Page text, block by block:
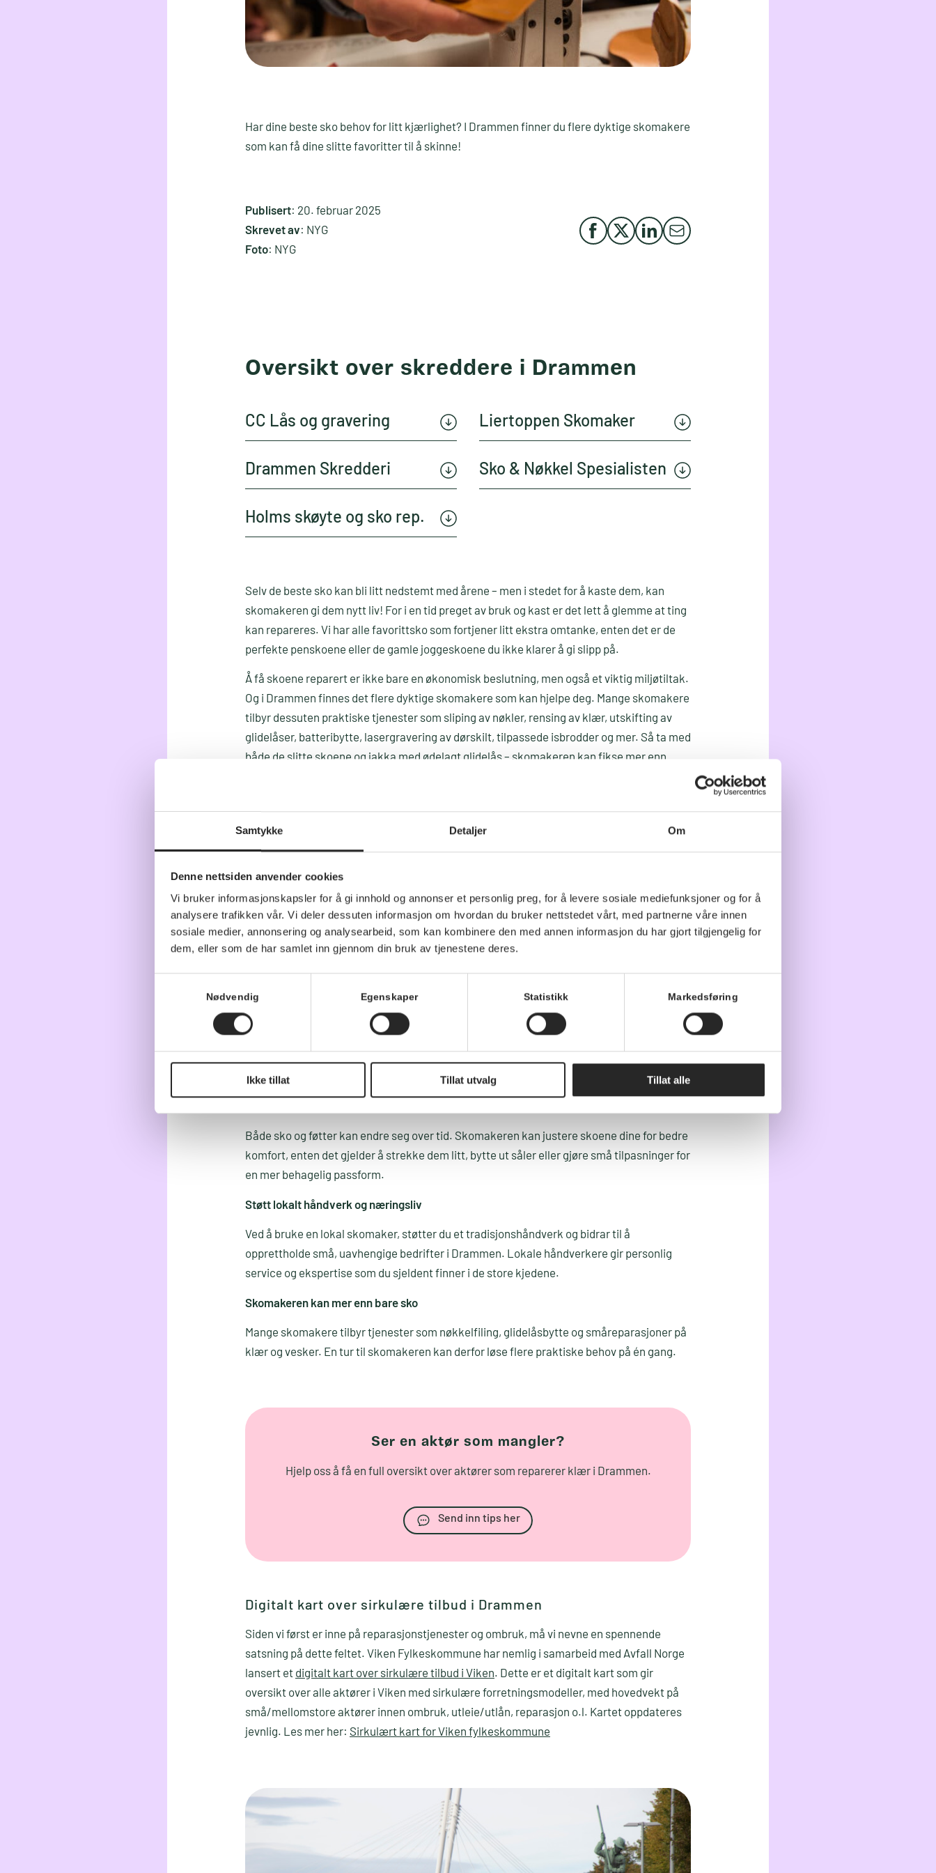
Samtykke Detaljer Om
Denne nettsiden anvender cookies
Vi bruker informasjonskapsler for å gi innhold og annonser et personlig preg, for å levere sosiale mediefunksjoner og for å
analysere trafikken vår. Vi deler dessuten informasjon om hvordan du bruker nettstedet vårt, med partnerne våre innen
sosiale medier, annonsering og analysearbeid, som kan kombinere den med annen informasjon du har gjort tilgjengelig for
dem, eller som de har samlet inn gjennom din bruk av tjenestene deres.
Nødvendig Egenskaper Statistikk Markedsføring
Ikke tillat Tillat utvalg Tillat alle
Har dine beste sko behov for litt kjærlighet? I Drammen finner du flere dyktige skomakere
som kan få dine slitte favoritter til å skinne!
Publisert: 20. februar 2025
Skrevet av: NYG
Foto: NYG
Oversikt over skreddere i Drammen
CC Lås og gravering Liertoppen Skomaker
Drammen Skredderi Sko & Nøkkel Spesialisten
Holms skøyte og sko rep.
Selv de beste sko kan bli litt nedstemt med årene – men i stedet for å kaste dem, kan
skomakeren gi dem nytt liv! For i en tid preget av bruk og kast er det lett å glemme at ting
kan repareres. Vi har alle favorittsko som fortjener litt ekstra omtanke, enten det er de
perfekte penskoene eller de gamle joggeskoene du ikke klarer å gi slipp på.
Å få skoene reparert er ikke bare en økonomisk beslutning, men også et viktig miljøtiltak.
Og i Drammen finnes det flere dyktige skomakere som kan hjelpe deg. Mange skomakere
tilbyr dessuten praktiske tjenester som sliping av nøkler, rensing av klær, utskifting av
glidelåser, batteribytte, lasergravering av dørskilt, tilpassede isbrodder og mer. Så ta med
både de slitte skoene og jakka med ødelagt glidelås – skomakeren kan fikse mer enn
Forleng skoenes levetid
Gode sko av høy kvalitet kan vare i årevis med riktig pleie. En skomaker kan reparere
skader, bytte såler og utføre vedlikehold som får favorittskoene til å vare i mange år.
Bærekraft i praksis
sko krever mye energi, så ved å velge reparasjon bidrar du til en mer bærekraftig fremtid.
Spar penger på lang sikt
justering alt som skal til. En reparasjon er langt rimeligere enn å kjøpe nye sko.
Både sko og føtter kan endre seg over tid. Skomakeren kan justere skoene dine for bedre
komfort, enten det gjelder å strekke dem litt, bytte ut såler eller gjøre små tilpasninger for
en mer behagelig passform.
Støtt lokalt håndverk og næringsliv
Ved å bruke en lokal skomaker, støtter du et tradisjonshåndverk og bidrar til å
opprettholde små, uavhengige bedrifter i Drammen. Lokale håndverkere gir personlig
service og ekspertise som du sjeldent finner i de store kjedene.
Skomakeren kan mer enn bare sko
Mange skomakere tilbyr tjenester som nøkkelfiling, glidelåsbytte og småreparasjoner på
klær og vesker. En tur til skomakeren kan derfor løse flere praktiske behov på én gang.
Ser en aktør som mangler?
Hjelp oss å få en full oversikt over aktører som reparerer klær i Drammen.
Send inn tips her
Digitalt kart over sirkulære tilbud i Drammen
Siden vi først er inne på reparasjonstjenester og ombruk, må vi nevne en spennende
satsning på dette feltet. Viken Fylkeskommune har nemlig i samarbeid med Avfall Norge
lansert et digitalt kart over sirkulære tilbud i Viken. Dette er et digitalt kart som gir
oversikt over alle aktører i Viken med sirkulære forretningsmodeller, med hovedvekt på
små/mellomstore aktører innen ombruk, utleie/utlån, reparasjon o.l. Kartet oppdateres
jevnlig. Les mer her: Sirkulært kart for Viken fylkeskommune